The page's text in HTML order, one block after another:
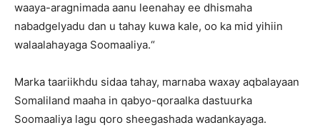
waaya-aragnimada aanu leenahay ee dhismaha
nabadgelyadu dan u tahay kuwa kale, oo ka mid yihiin
walaalahayaga Soomaaliya.“
Marka taariikhdu sidaa tahay, marnaba waxay aqbalayaan
Somaliland maaha in qabyo-qoraalka dastuurka
Soomaaliya lagu qoro sheegashada wadankayaga.